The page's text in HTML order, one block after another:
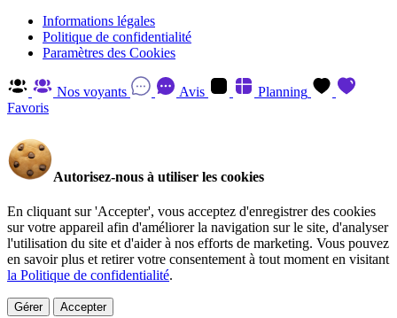
Informations légales
Politique de confidentialité
Paramètres des Cookies
Nos voyants Avis
Planning
Favoris
Autorisez-nous à utiliser les cookies
En cliquant sur 'Accepter', vous acceptez d'enregistrer des cookies
sur votre appareil afin d'améliorer la navigation sur le site, d'analyser
l'utilisation du site et d'aider à nos efforts de marketing. Vous pouvez
en savoir plus et retirer votre consentement à tout moment en visitant
la Politique de confidentialité.
Gérer Accepter